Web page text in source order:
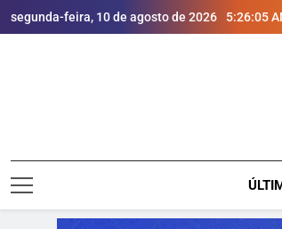
segunda-feira, 10 de agosto de 2026 5:26:06